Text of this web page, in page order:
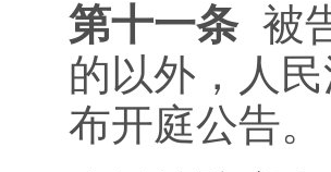
第十一条 被
的以外，人
布开庭公告。